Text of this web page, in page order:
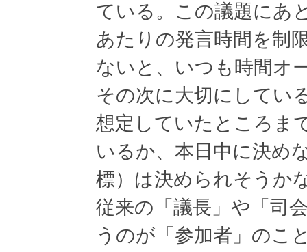
ている。この議題に
あたりの発言時間を制
ないと、いつも時間オ
その次に大切にしてい
想定していたところま
いるか、本日中に決め
標）は決められそうか
従来の「議長」や「司
うのが「参加者」のこ